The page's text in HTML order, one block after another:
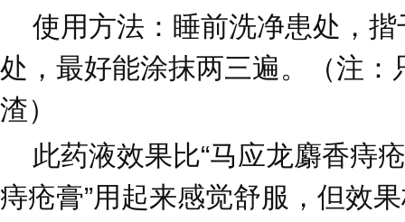
使用方法：睡前洗净患处，揩
处，最好能涂抹两三遍。（注：
渣）
此药液效果比“马应龙麝香痔
痔疮膏”用起来感觉舒服，但效